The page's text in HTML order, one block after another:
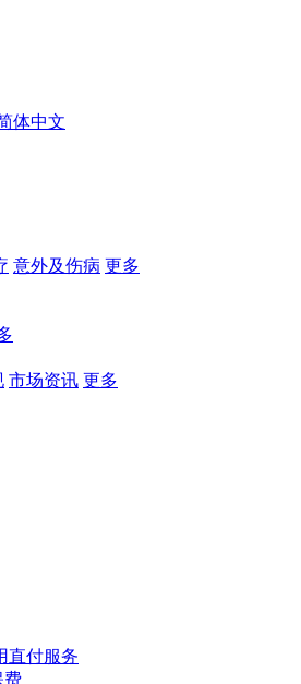
体中文
意外及伤病 更多
市场资讯 更多
直付服务
费